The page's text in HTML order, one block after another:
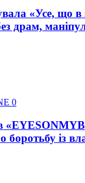
«Усе, що в
драм,
0
боротьбу із